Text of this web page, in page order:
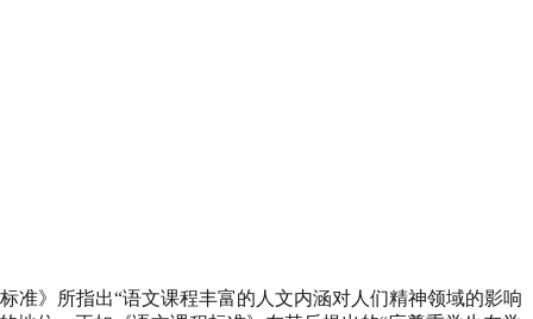
准》所指出“语文课程丰富的人文内涵对人们精神领域的影响